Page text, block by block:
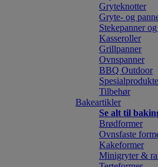
Gryteknotter
Gryte- og
Stekepanner
Kasseroller
Grillpanner
Ovnspanner
BBQ Outdoor
Tilbehør
Bakeartikler
Se alt til
Brødformer
Ovnsfaste
Kakeformer
Minigryter &